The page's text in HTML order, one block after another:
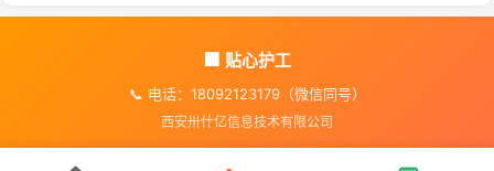
🏢 贴心护工
📞 电话：18092123179（微信同号）
西安卅什亿信息技术有限公司